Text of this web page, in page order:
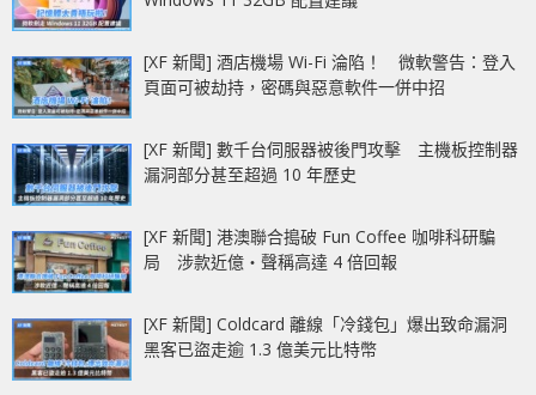
[XF 新聞] 酒店機場 Wi-Fi 淪陷！ 微軟警告：登入
頁面可被劫持，密碼與惡意軟件一併中招
[XF 新聞] 數千台伺服器被後門攻擊 主機板控制器
漏洞部分甚至超過 10 年歷史
[XF 新聞] 港澳聯合搗破 Fun Coffee 咖啡科研騙
局 涉款近億‧聲稱高達 4 倍回報
[XF 新聞] Coldcard 離線「冷錢包」爆出致命漏洞
黑客已盜走逾 1.3 億美元比特幣